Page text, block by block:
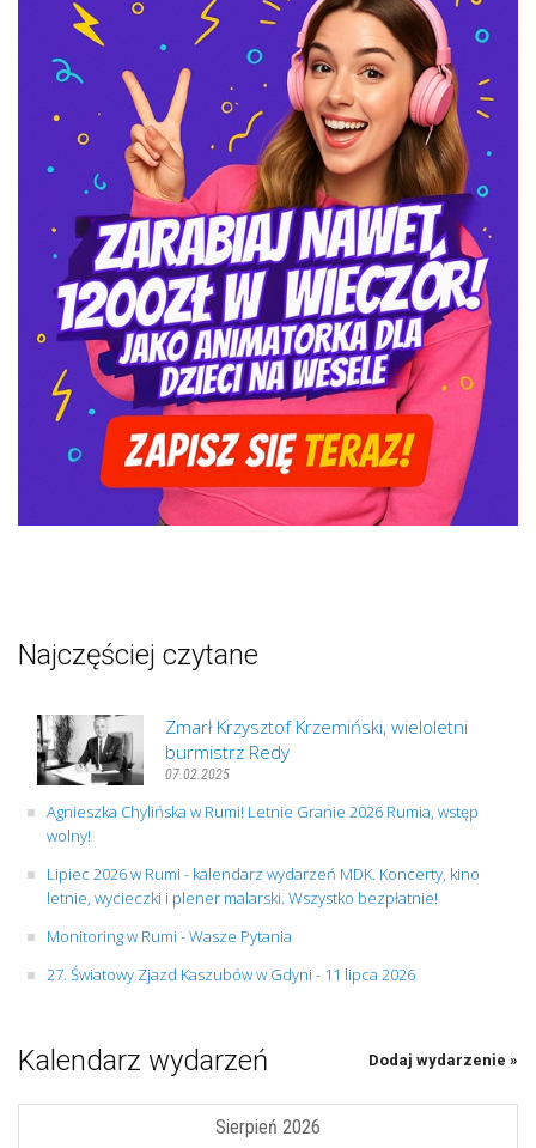
Najczęściej czytane
Zmarł Krzysztof Krzemiński, wieloletni
burmistrz Redy
07.02.2025
Agnieszka Chylińska w Rumi! Letnie Granie 2026 Rumia, wstęp
wolny!
Lipiec 2026 w Rumi - kalendarz wydarzeń MDK. Koncerty, kino
letnie, wycieczki i plener malarski. Wszystko bezpłatnie!
Monitoring w Rumi - Wasze Pytania
27. Światowy Zjazd Kaszubów w Gdyni - 11 lipca 2026
Kalendarz wydarzeń Dodaj wydarzenie »
Sierpień 2026